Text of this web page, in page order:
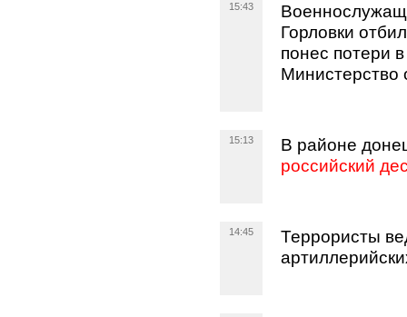
15:43
Горловки
понес потери
Министерство
15:13
В районе
российский
14:45
Террористы